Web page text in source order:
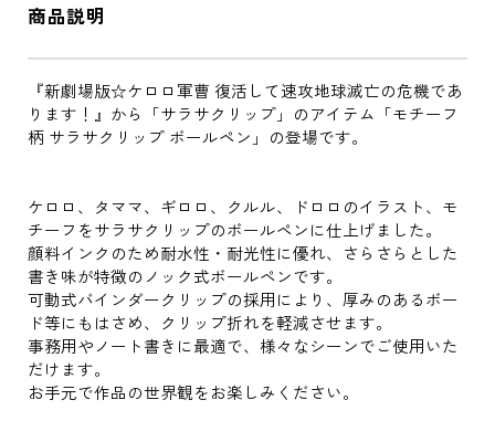
商品説明
『新劇場版☆ケロロ軍曹 復活して速攻地球滅亡の危機であ
ります！』から「サラサクリップ」のアイテム「モチーフ
柄 サラサクリップ ボールペン」の登場です。
ケロロ、タママ、ギロロ、クルル、ドロロのイラスト、モ
チーフをサラサクリップのボールペンに仕上げました。
顔料インクのため耐水性・耐光性に優れ、さらさらとした
書き味が特徴のノック式ボールペンです。
可動式バインダークリップの採用により、厚みのあるボー
ド等にもはさめ、クリップ折れを軽減させます。
事務用やノート書きに最適で、様々なシーンでご使用いた
だけます。
お手元で作品の世界観をお楽しみください。